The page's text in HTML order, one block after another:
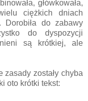
główkowała,
ciężkich dniach
Dorobiła do zabawy
do dyspozycji
są krótkiej, ale
zasady zostały chyba
oto krótki tekst: